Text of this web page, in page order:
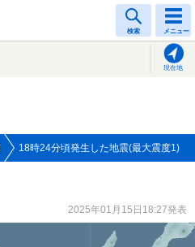
検索 メニュー
現在地
18時24分頃発生した地震(最大震度1)
2025年01月15日18:27発表